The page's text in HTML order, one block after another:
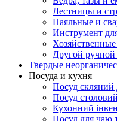
Лестницы и
Паяльные и
Инструмент
Другой
Твердые
Посуда и кухня
Посуд скляний
Посуд столовий
Кухонний
Посуд для чаю